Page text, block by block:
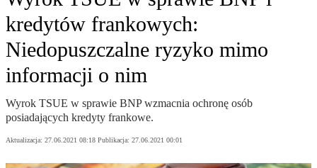
kredytów frankowych:
Niedopuszczalne ryzyko mimo
informacji o nim
Wyrok TSUE w sprawie BNP wzmacnia ochronę osób
posiadających kredyty frankowe.
Aktualizacja: 27.06.2021 08:18 Publikacja: 27.06.2021 00:01